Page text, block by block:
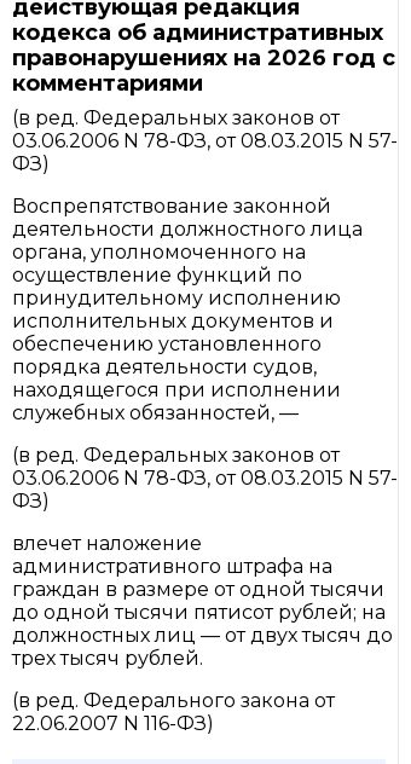
действующая редакция
кодекса об административных
правонарушениях на 2026 год с
комментариями
(в ред. Федеральных законов от
03.06.2006 N 78-ФЗ, от 08.03.2015 N 57-
ФЗ)
Воспрепятствование законной
деятельности должностного лица
органа, уполномоченного на
осуществление функций по
принудительному исполнению
исполнительных документов и
обеспечению установленного
порядка деятельности судов,
находящегося при исполнении
служебных обязанностей, —
(в ред. Федеральных законов от
03.06.2006 N 78-ФЗ, от 08.03.2015 N 57-
ФЗ)
влечет наложение
административного штрафа на
граждан в размере от одной тысячи
до одной тысячи пятисот рублей; на
должностных лиц — от двух тысяч до
трех тысяч рублей.
(в ред. Федерального закона от
22.06.2007 N 116-ФЗ)